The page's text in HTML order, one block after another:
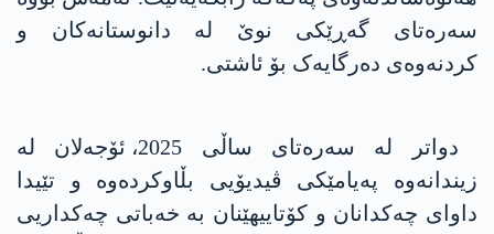
سەرەتای گەڕێکی نوێ لە دانوستانەکان و
کردنەوەی دەرگایەک بۆ ئاشتی.
دواتر لە سەرەتای ساڵی 2025، ئۆجەلان لە
زیندانەوە پەیامێکی ڤیدیۆیی بڵاوکردەوە و تێیدا
داوای چەکدانان و کۆتاییهێنان بە خەباتی چەکداریی